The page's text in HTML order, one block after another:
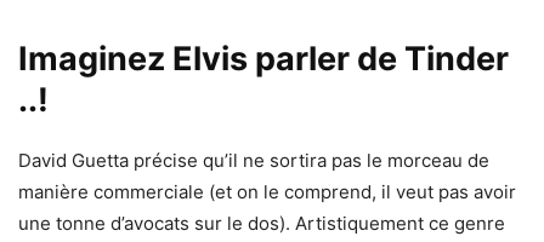
Imaginez Elvis parler de Tinder
..!
David Guetta précise qu’il ne sortira pas le morceau de
manière commerciale (et on le comprend, il veut pas avoir
une tonne d’avocats sur le dos). Artistiquement ce genre